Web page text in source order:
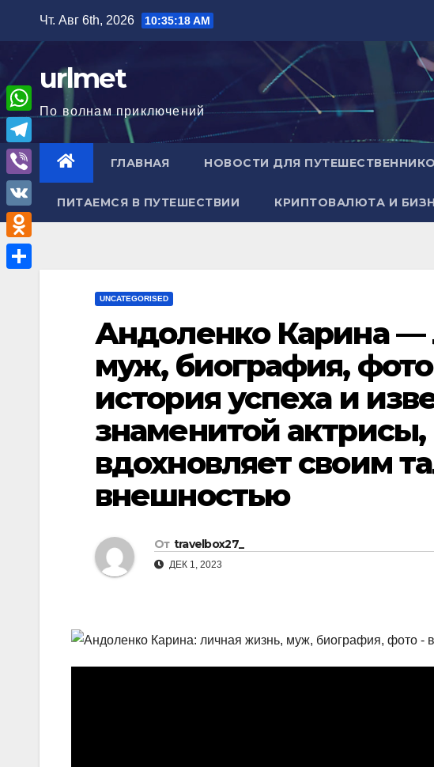
содержимому
Чт. Авг 6th, 2026 10:35:19 AM
urlmet
По волнам приключений
ГЛАВНАЯ НОВОСТИ ДЛЯ
ПИТАЕМСЯ В ПУТЕШЕСТВИИ КРИПТОВАЛЮТА И
UNCATEGORISED
Андоленко Карина —
муж, биография,
история успеха и
знаменитой актрисы,
вдохновляет своим
внешностью
От travelbox27_
ДЕК 1, 2023
W
h
a
A
T
e
l
e
g
V
i
b
e
V
K
O